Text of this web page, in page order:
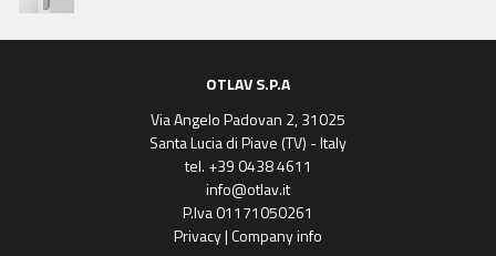
OTLAV S.P.A
Via Angelo Padovan 2, 31025
Santa Lucia di Piave (TV) - Italy
tel. +39 0438 4611
info@otlav.it
P.Iva 01171050261
Privacy|Company info